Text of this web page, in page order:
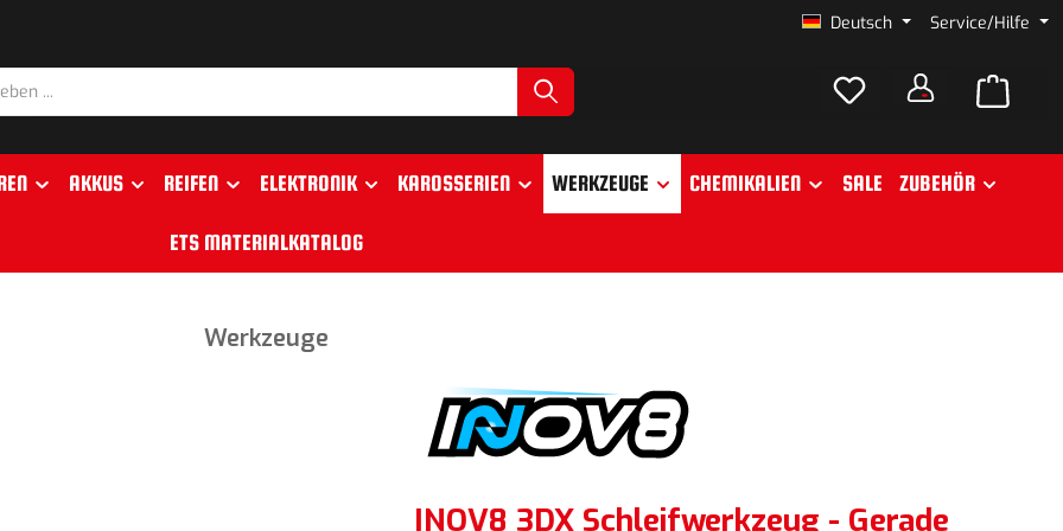
Deutsch Service/Hilfe
AKKUS REIFEN ELEKTRONIK KAROSSERIEN WERKZEUGE CHEMIKALIEN SALE ZUBEHÖR
ETS MATERIALKATALOG
Werkzeuge
INOV8 3DX Schleifwerkzeug - Gerade